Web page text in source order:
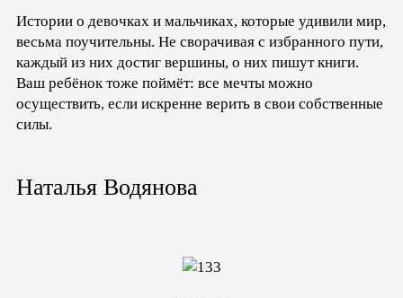
Истории о девочках и мальчиках, которые удивили мир,
весьма поучительны. Не сворачивая с избранного пути,
каждый из них достиг вершины, о них пишут книги.
Ваш ребёнок тоже поймёт: все мечты можно
осуществить, если искренне верить в свои собственные
силы.
Наталья Водянова